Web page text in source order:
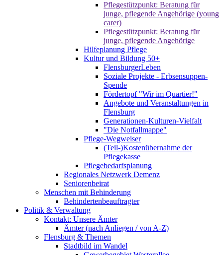
Pflegestützpunkt: Beratung für
junge, pflegende Angehörige (young
carer)
Pflegestützpunkt: Beratung für
junge, pflegende Angehörige
Hilfeplanung Pflege
Kultur und Bildung 50+
FlensburgerLeben
Soziale Projekte - Erbsensuppen-
Spende
Fördertopf "Wir im Quartier!"
Angebote und Veranstaltungen in
Flensburg
Generationen-Kulturen-Vielfalt
"Die Notfallmappe"
Pflege-Wegweiser
(Teil-)Kostenübernahme der
Pflegekasse
Pflegebedarfsplanung
Regionales Netzwerk Demenz
Seniorenbeirat
Menschen mit Behinderung
Behindertenbeauftragter
Politik & Verwaltung
Kontakt: Unsere Ämter
Ämter (nach Anliegen / von A-Z)
Flensburg & Themen
Stadtbild im Wandel